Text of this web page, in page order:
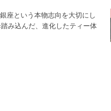
座という本物志向を大切にし
み込んだ、進化したティー体